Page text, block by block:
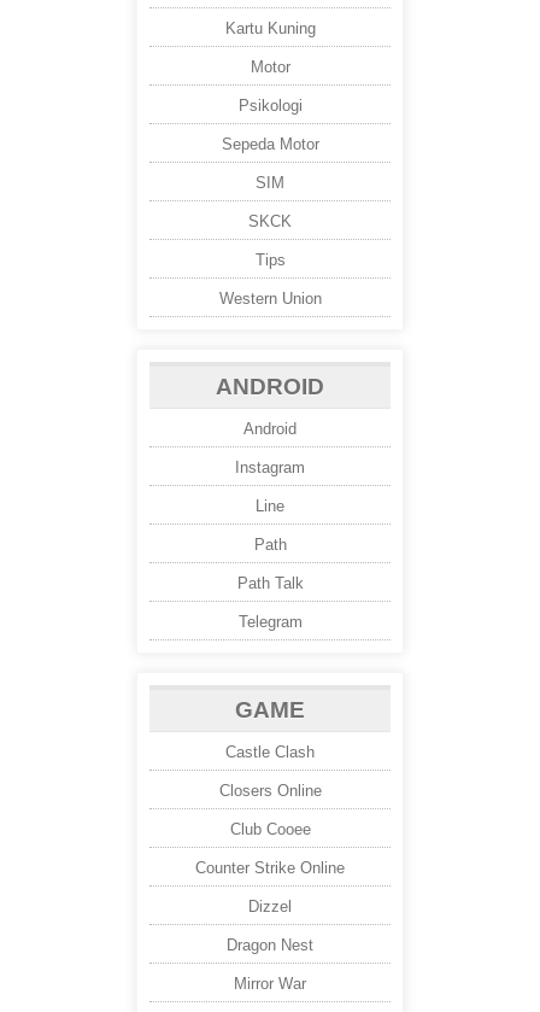
Kartu Kuning
Motor
Psikologi
Sepeda Motor
SIM
SKCK
Tips
Western Union
ANDROID
Android
Instagram
Line
Path
Path Talk
Telegram
GAME
Castle Clash
Closers Online
Club Cooee
Counter Strike Online
Dizzel
Dragon Nest
Mirror War